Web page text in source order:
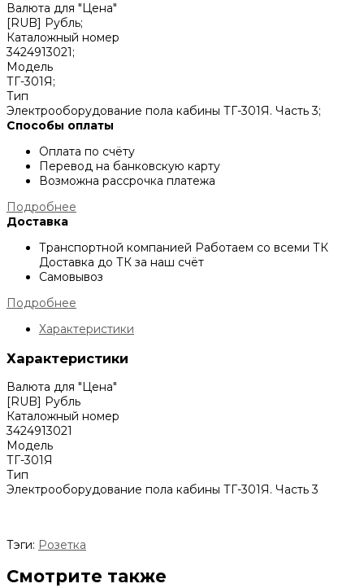
Валюта для "Цена"
[RUB] Рубль;
Каталожный номер
3424913021;
Модель
ТГ-301Я;
Тип
Электрооборудование пола кабины ТГ-301Я. Часть 3;
Способы оплаты
Оплата по счёту
Перевод на банковскую карту
Возможна рассрочка платежа
Подробнее
Доставка
Транспортной компанией Работаем со всеми ТК
Доставка до ТК за наш счёт
Самовывоз
Подробнее
Характеристики
Характеристики
Валюта для "Цена"
[RUB] Рубль
Каталожный номер
3424913021
Модель
ТГ-301Я
Тип
Электрооборудование пола кабины ТГ-301Я. Часть 3
Тэги: Розетка
Смотрите также